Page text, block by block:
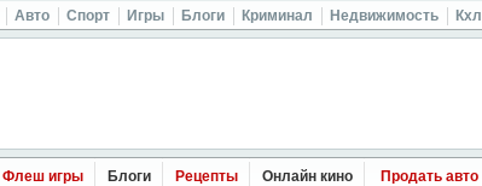
Авто Спорт Игры Блоги Криминал Недвижимость Кхл
Флеш игры Блоги Рецепты Онлайн кино Продать авто